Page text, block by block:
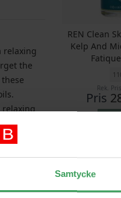
Samtycke
REN Clean
Kelp And
Rek. Pris
Pris
relaxing
the
relaxing
tub, no
whether
after a
to
a
enhance